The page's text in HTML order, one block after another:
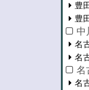
豊
豊
中
名
名
名
名